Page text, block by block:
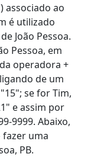
associado ao
é utilizado
João Pessoa.
Pessoa, em
operadora +
de um
se for Tim,
e assim por
9999. Abaixo,
uma
PB.